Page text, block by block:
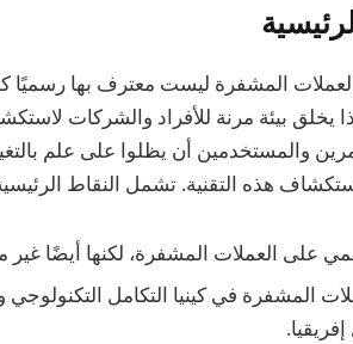
المشفرة ليست معترف بها رسميًا
يخلق بيئة مرنة للأفراد والشركات
والمستخدمين أن يظلوا على علم
هذه التقنية. تشمل النقاط
على العملات المشفرة، لكنها أيضًا غير
المشفرة في كينيا التكامل التكنولوجي